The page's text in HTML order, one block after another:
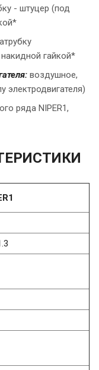
- штуцер (под
гайкой*
воздушное,
электродвигателя)
ряда NIPER1,